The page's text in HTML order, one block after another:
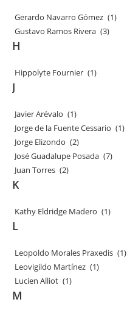
Gerardo Navarro Gómez (1)
Gustavo Ramos Rivera (3)
H
Hippolyte Fournier (1)
J
Javier Arévalo (1)
Jorge de la Fuente Cessario (1)
Jorge Elizondo (2)
José Guadalupe Posada (7)
Juan Torres (2)
K
Kathy Eldridge Madero (1)
L
Leopoldo Morales Praxedis (1)
Leovigildo Martínez (1)
Lucien Alliot (1)
M